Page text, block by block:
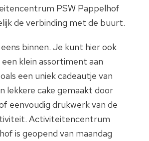
PSW Pappelhof
de verbinding met de buurt.
binnen. Je kunt hier ook
klein assortiment aan
een uniek cadeautje van
lekkere cake gemaakt door
eenvoudig drukwerk van de
Activiteitencentrum
is geopend van maandag